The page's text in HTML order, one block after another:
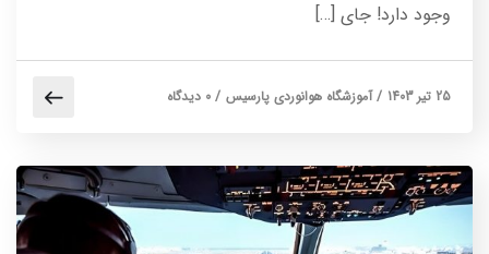
وجود دارد! جای […]
25 تیر 1403 /آموزشگاه هوانوردی پارسیس / 0 دیدگاه